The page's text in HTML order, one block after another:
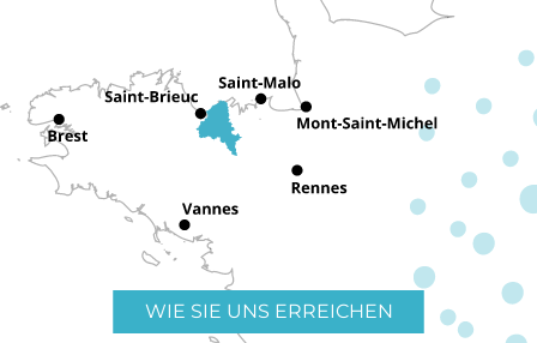
WIE SIE UNS ERREICHEN